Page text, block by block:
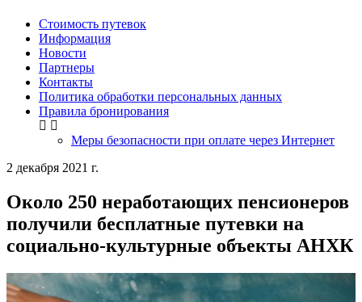
Стоимость путевок
Информация
Новости
Партнеры
Контакты
Политика обработки персональных данных
Правила бронирования
Меры безопасности при оплате через Интернет
2 декабря 2021 г.
Около 250 неработающих пенсионеров
получили бесплатные путевки на
социально-культурные объекты АНХК